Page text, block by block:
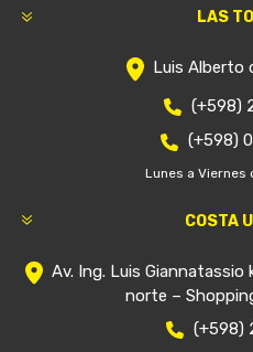
LAS
Luis Alberto
(+598)
(+598)
Lunes a Viernes
COSTA
Av. Ing. Luis
norte –
(+598)